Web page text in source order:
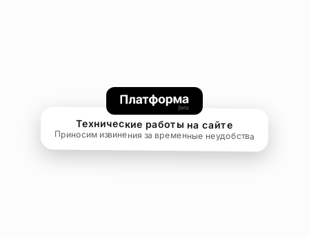
Технические работы на сайте
Приносим извинения за временные неудобства